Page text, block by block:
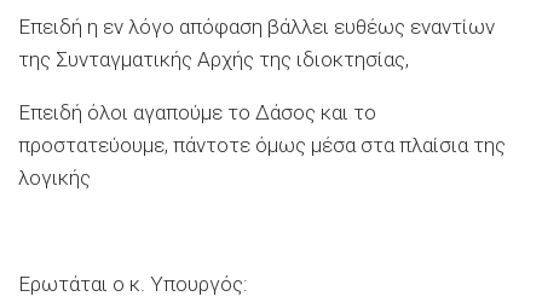
Επειδή η εν λόγο απόφαση βάλλει ευθέως εναντίων
της Συνταγματικής Αρχής της ιδιοκτησίας,
Επειδή όλοι αγαπούμε το Δάσος και το
προστατεύουμε, πάντοτε όμως μέσα στα πλαίσια της
λογικής
Ερωτάται ο κ. Υπουργός: